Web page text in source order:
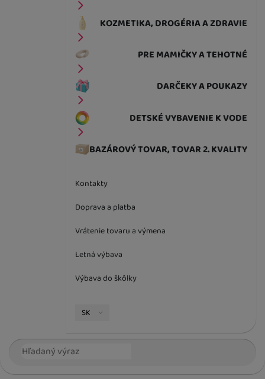
KOZMETIKA, DROGÉRIA A ZDRAVIE
PRE MAMIČKY A TEHOTNÉ
DARČEKY A POUKAZY
DETSKÉ VYBAVENIE K VODE
BAZÁROVÝ TOVAR, TOVAR 2. KVALITY
Kontakty
Doprava a platba
Vrátenie tovaru a výmena
Letná výbava
Výbava do škôlky
Jazyková verzia
SK
Vyhľadávanie